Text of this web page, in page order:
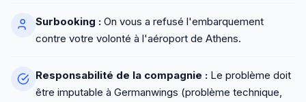
Surbooking : On vous a refusé l'embarquement
contre votre volonté à l'aéroport de Athens.
Responsabilité de la compagnie : Le problème doit
être imputable à Germanwings (problème technique,